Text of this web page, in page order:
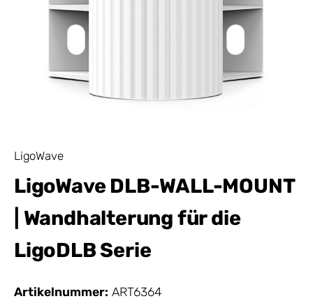
LigoWave
LigoWave DLB-WALL-MOUNT
| Wandhalterung für die
LigoDLB Serie
Artikelnummer: ART6364